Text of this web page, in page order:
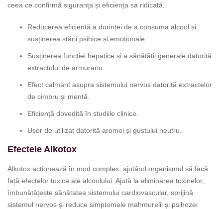
ceea ce confirmă siguranța și eficiența sa ridicată.
Reducerea eficientă a dorinței de a consuma alcool și
susținerea stării psihice și emoționale.
Susținerea funcției hepatice și a sănătății generale datorită
extractului de armurariu.
Efect calmant asupra sistemului nervos datorită extractelor
de cimbru și mentă.
Eficiență dovedită în studiile clinice.
Ușor de utilizat datorită aromei și gustului neutru.
Efectele Alkotox
Alkotox acționează în mod complex, ajutând organismul să facă
față efectelor toxice ale alcoolului. Ajută la eliminarea toxinelor,
îmbunătățește sănătatea sistemului cardiovascular, sprijină
sistemul nervos și reduce simptomele mahmurelii și psihozei